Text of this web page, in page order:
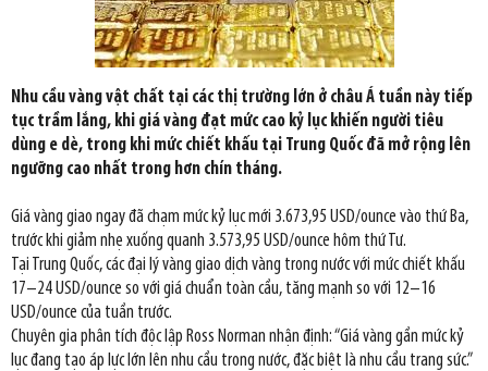
Nhu cầu vàng vật chất tại các thị trường lớn ở châu Á tuần này tiếp
tục trầm lắng, khi giá vàng đạt mức cao kỷ lục khiến người tiêu
dùng e dè, trong khi mức chiết khấu tại Trung Quốc đã mở rộng lên
ngưỡng cao nhất trong hơn chín tháng.
Giá vàng giao ngay đã chạm mức kỷ lục mới 3.673,95 USD/ounce vào thứ Ba,
trước khi giảm nhẹ xuống quanh 3.573,95 USD/ounce hôm thứ Tư.
Tại Trung Quốc, các đại lý vàng giao dịch vàng trong nước với mức chiết khấu
17–24 USD/ounce so với giá chuẩn toàn cầu, tăng mạnh so với 12–16
USD/ounce của tuần trước.
Chuyên gia phân tích độc lập Ross Norman nhận định: “Giá vàng gần mức kỷ
lục đang tạo áp lực lớn lên nhu cầu trong nước, đặc biệt là nhu cầu trang sức.”